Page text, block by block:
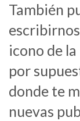
También
icono de
por
donde te
nuevas